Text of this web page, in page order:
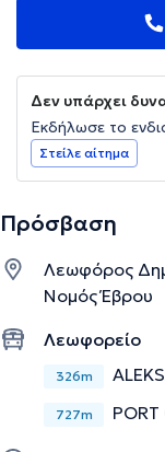
Δεν υπάρχει
Εκδήλωσε το
Στείλε αίτημα
Πρόσβαση
Λεωφόρος
Νομός Έβρου
Λεωφορείο
326m
727m PORT